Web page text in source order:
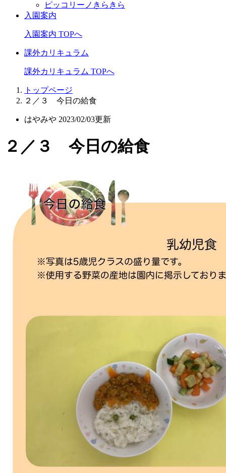
ピッコリーノきらきら
入園案内
入園案内 TOPへ
課外カリキュラム
課外カリキュラム TOPへ
トップページ
２／３ 今日の給食
はやみや 2023/02/03更新
２／３ 今日の給食